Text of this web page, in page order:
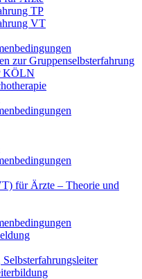
TP
VT
zur Gruppenselbsterfahrung
KÖLN
für Ärzte – Theorie und